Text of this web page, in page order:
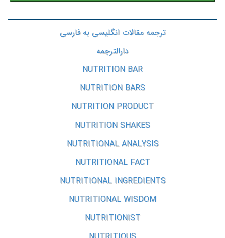
ترجمه مقالات انگلیسی به فارسی
دارالترجمه
NUTRITION BAR
NUTRITION BARS
NUTRITION PRODUCT
NUTRITION SHAKES
NUTRITIONAL ANALYSIS
NUTRITIONAL FACT
NUTRITIONAL INGREDIENTS
NUTRITIONAL WISDOM
NUTRITIONIST